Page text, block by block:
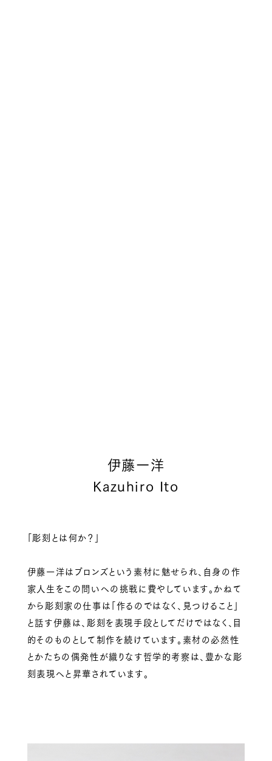
伊藤一洋
Kazuhiro Ito
「彫刻とは何か？」
伊藤一洋はブロンズという素材に魅せられ、自身の作
家人生をこの問いへの挑戦に費やしています。かねて
から彫刻家の仕事は「作るのではなく、見つけること」
と話す伊藤は、彫刻を表現手段としてだけではなく、目
的そのものとして制作を続けています。素材の必然性
とかたちの偶発性が織りなす哲学的考察は、豊かな彫
刻表現へと昇華されています。